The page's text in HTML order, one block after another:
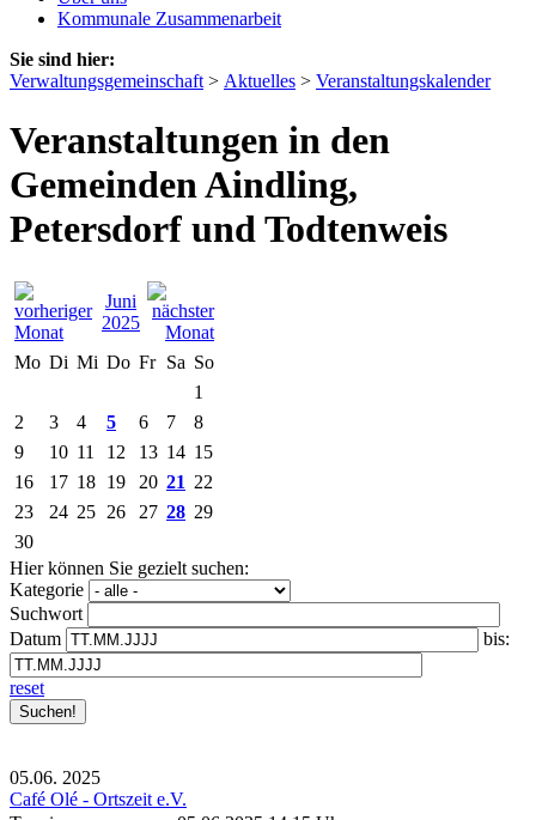
Kommunale Zusammenarbeit
Sie sind hier:
Verwaltungsgemeinschaft > Aktuelles > Veranstaltungskalender
Veranstaltungen in den
Gemeinden Aindling,
Petersdorf und Todtenweis
Juni
2025
Mo Di Mi Do Fr Sa So
1
2
3 4 5 6 7
8
9
10 11 12 13 14 15
16
17 18 19 20 21 22
23
24 25 26 27 28 29
30
Hier können Sie gezielt suchen:
Kategorie
Suchwort
Datum
bis:
reset
05.06. 2025
Café Olé - Ortszeit e.V.